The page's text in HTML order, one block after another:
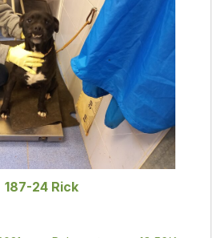
187-24 Rick